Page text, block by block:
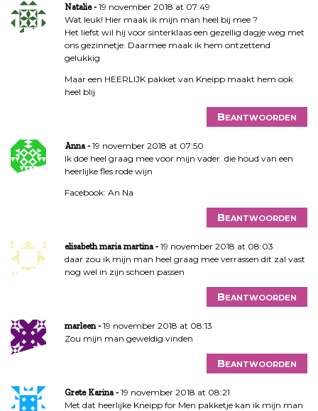
g
a
Natalie
19 november 2018 at 07:49
Wat leuk! Hier maak ik mijn man heel bij mee ?
Het liefst wil hij voor sinterklaas een gezellig dagje weg met
ons gezinnetje. Daarmee maak ik hem ontzettend
gelukkig
Maar een HEERLIJK pakket van Kneipp maakt hem ook
heel blij
Beantwoorden
Anna
19 november 2018 at 07:50
Ik doe heel graag mee voor mijn vader. die houd van een
heerlijke fles rode wijn
Facebook: An Na
Beantwoorden
elisabeth maria martina
19 november 2018 at 08:03
daar zou ik mijn man heel graag mee verrassen dit zal vast
nog wel in zijn schoen passen
Beantwoorden
marleen
19 november 2018 at 08:13
Zou mijn man geweldig vinden
Beantwoorden
Grete Karina
19 november 2018 at 08:21
Met dat heerlijke Kneipp for Men pakketje kan ik mijn man